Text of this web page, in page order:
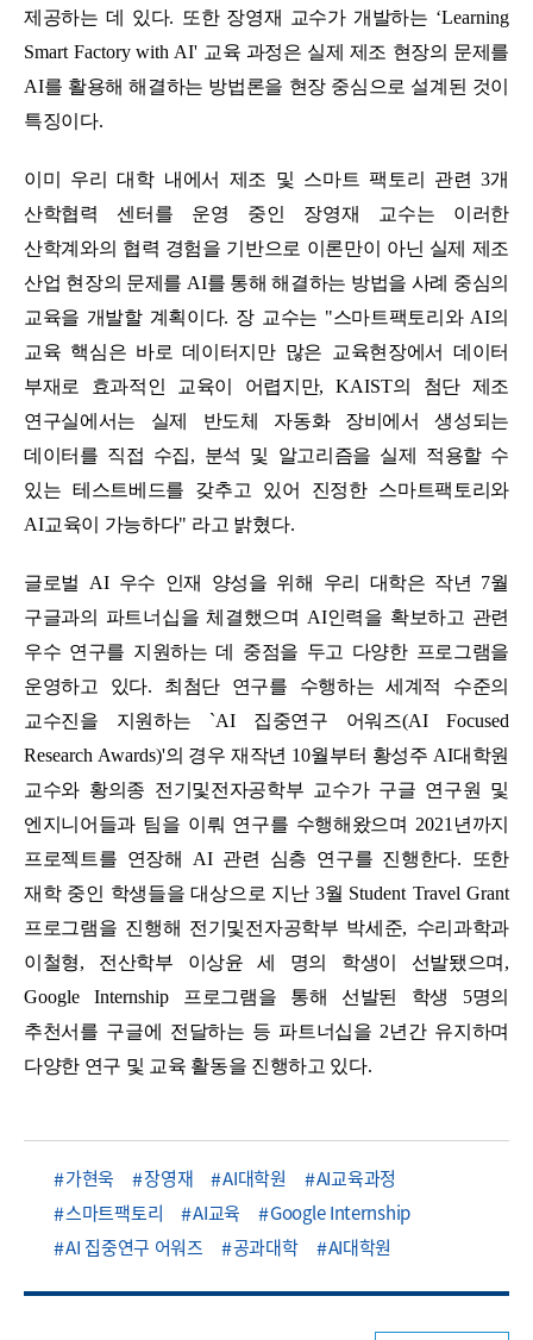
제공하는 데 있다. 또한 장영재 교수가 개발하는 ‘Learning
Smart Factory with AI' 교육 과정은 실제 제조 현장의 문제를
AI를 활용해 해결하는 방법론을 현장 중심으로 설계된 것이
특징이다.
이미 우리 대학 내에서 제조 및 스마트 팩토리 관련3개
산학협력 센터를 운영 중인 장영재 교수는 이러한
산학계와의 협력 경험을 기반으로 이론만이 아닌 실제 제조
산업 현장의 문제를 AI를 통해 해결하는 방법을 사례 중심의
교육을 개발할 계획이다. 장 교수는 "스마트팩토리와 AI의
교육 핵심은 바로 데이터지만 많은 교육현장에서 데이터
부재로 효과적인 교육이 어렵지만, KAIST의 첨단 제조
연구실에서는 실제 반도체 자동화 장비에서 생성되는
데이터를 직접 수집, 분석 및 알고리즘을 실제 적용할 수
있는 테스트베드를 갖추고 있어 진정한 스마트팩토리와
AI교육이 가능하다" 라고 밝혔다.
글로벌 AI 우수 인재 양성을 위해 우리 대학은 작년 7월
구글과의 파트너십을 체결했으며 AI인력을 확보하고 관련
우수 연구를 지원하는 데 중점을 두고 다양한 프로그램을
운영하고 있다. 최첨단 연구를 수행하는 세계적 수준의
교수진을 지원하는 `AI 집중연구 어워즈(AI Focused
Research Awards)'의 경우 재작년 10월부터 황성주 AI대학원
교수와 황의종 전기및전자공학부 교수가 구글 연구원 및
엔지니어들과 팀을 이뤄 연구를 수행해왔으며 2021 년까지
프로젝트를 연장해 AI 관련 심층 연구를 진행한다.
또한
재학 중인 학생들을 대상으로 지난 3월 Student Travel Grant
프로그램을 진행해 전기및전자공학부 박세준, 수리과학과
이철형, 전산학부 이상윤 세 명의 학생이 선발됐으며 ,
Google Internship
프로그램을 통해 선발된 학생 5명의
추천서를 구글에 전달하는 등 파트너십을 2년간 유지하며
다양한 연구 및 교육 활동을 진행하고 있다.
가현욱 장영재 AI대학원
AI교육과정
스마트팩토리
AI교육
Google Internship
AI 집중연구 어워즈
공과대학 AI대학원